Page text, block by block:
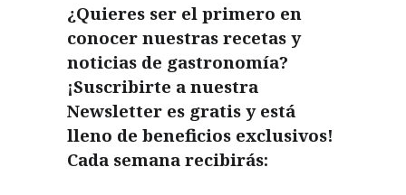
¿Quieres ser el primero en
conocer nuestras recetas y
noticias de gastronomía?
¡Suscribirte a nuestra
Newsletter es gratis y está
lleno de beneficios exclusivos!
Cada semana recibirás: